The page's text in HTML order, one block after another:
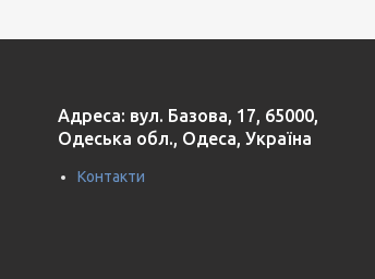
Адреса: вул. Базова, 17, 65000,
Одеська обл., Одеса, Україна
Контакти